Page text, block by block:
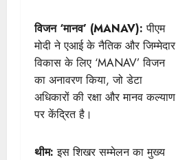
विजन ‘मानव’ (MANAV):पीएम
मोदी ने एआई के नैतिक और जिम्मेदार
विकास के लिए ‘MANAV’ विजन
का अनावरण किया, जो डेटा
अधिकारों की रक्षा और मानव कल्याण
पर केंद्रित है।
थीम:इस शिखर सम्मेलन का मुख्य